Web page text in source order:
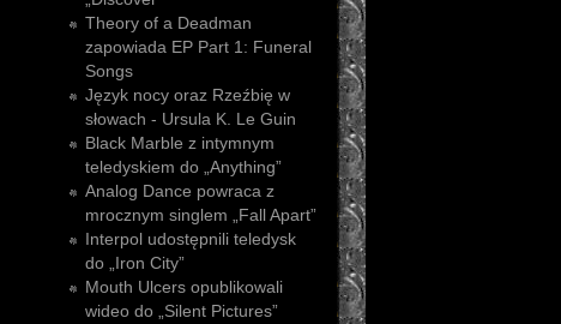
Theory of a Deadman
zapowiada EP Part 1: Funeral
Songs
Język nocy oraz Rzeźbię w
słowach - Ursula K. Le Guin
Black Marble z intymnym
teledyskiem do „Anything”
Analog Dance powraca z
mrocznym singlem „Fall Apart”
Interpol udostępnili teledysk
do „Iron City”
Mouth Ulcers opublikowali
wideo do „Silent Pictures”